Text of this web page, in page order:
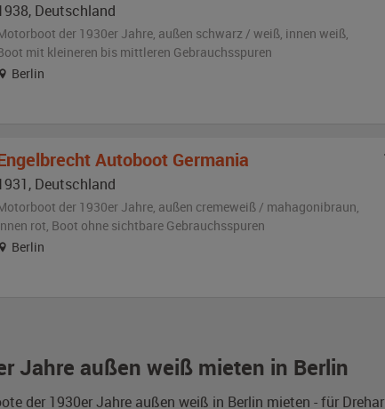
Jahre außen weiß mieten in Berlin
der 1930er Jahre außen weiß in Berlin mieten - für
, Deutschland
der 1930er Jahre, außen schwarz / weiß, innen weiß,
mit kleineren bis mittleren Gebrauchsspuren
Berlin
Autoboot Germania
, Deutschland
der 1930er Jahre, außen cremeweiß / mahagonibraun,
rot, Boot ohne sichtbare Gebrauchsspuren
Berlin